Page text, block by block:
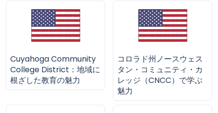
Cuyahoga Community
College District：地域に
根ざした教育の魅力
コロラド州ノースウェス
タン・コミュニティ・カ
レッジ（CNCC）で学ぶ
魅力